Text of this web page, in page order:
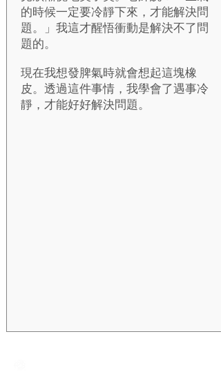
的時候一定要冷靜下來，才能解決問
題。」我這才醒悟衝動是解決不了問
題的。
現在我想發脾氣時就會想起這塊橡
皮。透過這件事情，我學會了遇事冷
靜，才能好好解決問題。